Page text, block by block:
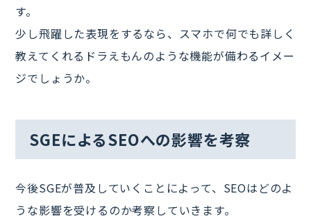
す。
少し飛躍した表現をするなら、スマホで何でも詳しく
教えてくれるドラえもんのような機能が備わるイメー
ジでしょうか。
SGEによるSEOへの影響を考察
今後SGEが普及していくことによって、SEOはどのよ
うな影響を受けるのか考察していきます。